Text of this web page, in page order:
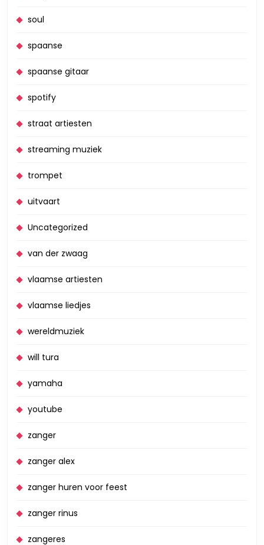
soul
spaanse
spaanse gitaar
spotify
straat artiesten
streaming muziek
trompet
uitvaart
Uncategorized
van der zwaag
vlaamse artiesten
vlaamse liedjes
wereldmuziek
will tura
yamaha
youtube
zanger
zanger alex
zanger huren voor feest
zanger rinus
zangeres